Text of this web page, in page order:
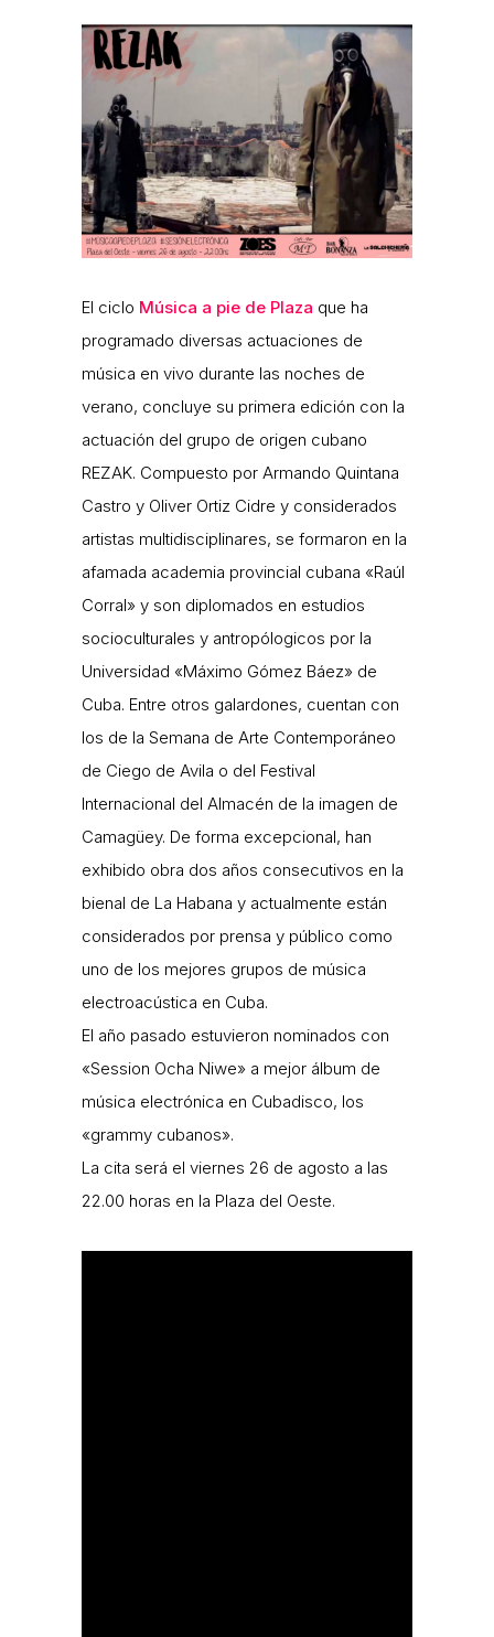
El ciclo Música a pie de Plaza que ha
programado diversas actuaciones de
música en vivo durante las noches de
verano, concluye su primera edición con la
actuación del grupo de origen cubano
REZAK. Compuesto por Armando Quintana
Castro y Oliver Ortiz Cidre y considerados
artistas multidisciplinares, se formaron en la
afamada academia provincial cubana «Raúl
Corral» y son diplomados en estudios
socioculturales y antropólogicos por la
Universidad «Máximo Gómez Báez» de
Cuba. Entre otros galardones, cuentan con
los de la Semana de Arte Contemporáneo
de Ciego de Avila o del Festival
Internacional del Almacén de la imagen de
Camagüey. De forma excepcional, han
exhibido obra dos años consecutivos en la
bienal de La Habana y actualmente están
considerados por prensa y público como
uno de los mejores grupos de música
electroacústica en Cuba.
El año pasado estuvieron nominados con
«Session Ocha Niwe» a mejor álbum de
música electrónica en Cubadisco, los
«grammy cubanos».
La cita será el viernes 26 de agosto a las
22.00 horas en la Plaza del Oeste.